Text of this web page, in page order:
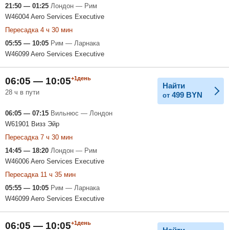
21:50 — 01:25 Лондон — Рим
W46004 Aero Services Executive
Пересадка 4 ч 30 мин
05:55 — 10:05 Рим — Ларнака
W46099 Aero Services Executive
06:05 — 10:05+1день
28 ч в пути
Найти
от 499 BYN
06:05 — 07:15 Вильнюс — Лондон
W61901 Визз Эйр
Пересадка 7 ч 30 мин
14:45 — 18:20 Лондон — Рим
W46006 Aero Services Executive
Пересадка 11 ч 35 мин
05:55 — 10:05 Рим — Ларнака
W46099 Aero Services Executive
06:05 — 10:05+1день